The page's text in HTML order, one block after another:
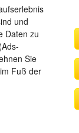
und
Daten zu
Sie
Fuß der
für Sie da!
verlag.de